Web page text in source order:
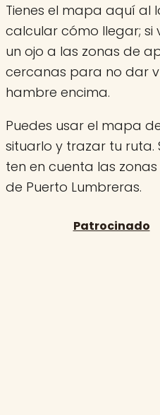
Tienes el mapa aquí al
calcular cómo llegar; si
un ojo a las zonas de
cercanas para no dar
hambre encima.
Puedes usar el mapa
situarlo y trazar tu ruta.
ten en cuenta las
de Puerto Lumbreras.